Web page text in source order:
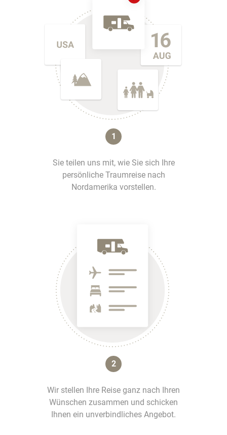
1
Sie teilen uns mit, wie Sie sich Ihre
persönliche Traumreise nach
Nordamerika vorstellen.
2
Wir stellen Ihre Reise ganz nach Ihren
Wünschen zusammen und schicken
Ihnen ein unverbindliches Angebot.